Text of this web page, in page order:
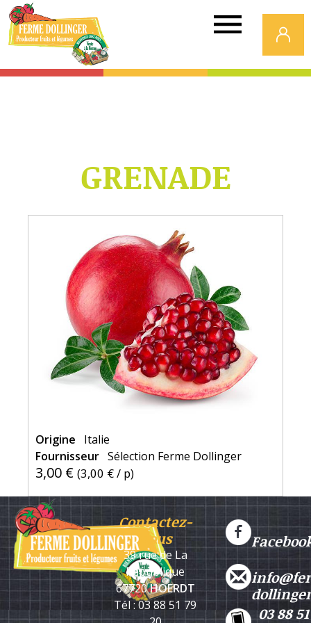
GRENADE
Origine
Italie
Fournisseur Sélection Ferme Dollinger
3,00 € (3,00 €/ p)
Contactez-
nous
39 rue de La
République
67720HOERDT
Tél : 03 88 51 79
03 88 51